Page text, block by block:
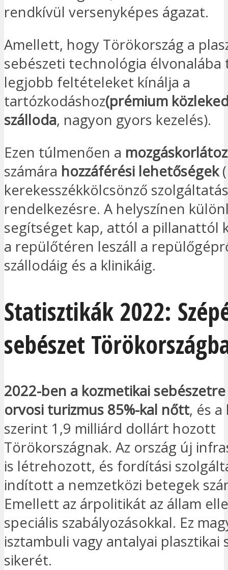
rendkívül versenyképes ágazat.
Amellett, hogy Törökország a
sebészeti technológia élvonalába
legjobb feltételeket kínálja a
tartózkodáshoz(prémium
szálloda, nagyon gyors kezelés).
Ezen túlmenően a
számára hozzáférési lehetőségek
kerekesszékkölcsönző
rendelkezésre. A helyszínen
segítséget kap, attól a pillanattól
a repülőtéren leszáll a
szállodáig és a klinikáig.
Statisztikák 2022:
sebészet
2022-ben a kozmetikai
orvosi turizmus 85%-kal nőtt, és a
szerint 1,9 milliárd dollárt hozott
Törökországnak. Az ország új
is létrehozott, és fordítási
indított a nemzetközi betegek
Emellett az árpolitikát az állam
speciális szabályozásokkal. Ez
isztambuli vagy antalyai plasztikai
sikerét.